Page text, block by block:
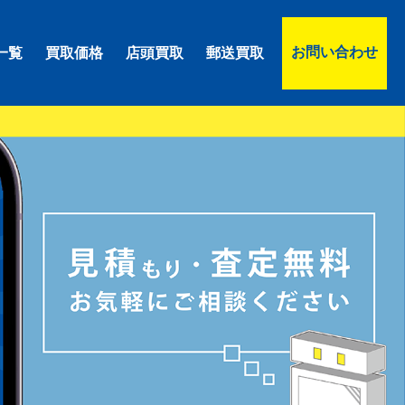
覧 買取価格 店頭買取 郵送買取 お問い合わせ